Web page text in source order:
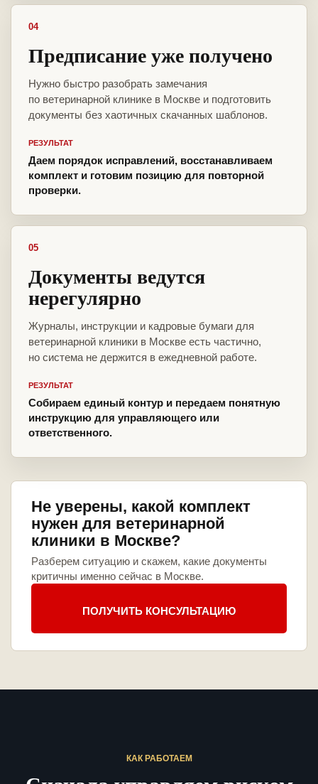
04
Предписание уже получено
Нужно быстро разобрать замечания
по ветеринарной клинике в Москве и подготовить
документы без хаотичных скачанных шаблонов.
РЕЗУЛЬТАТ
Даем порядок исправлений, восстанавливаем
комплект и готовим позицию для повторной
проверки.
05
Документы ведутся
нерегулярно
Журналы, инструкции и кадровые бумаги для
ветеринарной клиники в Москве есть частично,
но система не держится в ежедневной работе.
РЕЗУЛЬТАТ
Собираем единый контур и передаем понятную
инструкцию для управляющего или
ответственного.
Не уверены, какой комплект
нужен для ветеринарной
клиники в Москве?
Разберем ситуацию и скажем, какие документы
критичны именно сейчас в Москве.
ПОЛУЧИТЬ КОНСУЛЬТАЦИЮ
КАК РАБОТАЕМ